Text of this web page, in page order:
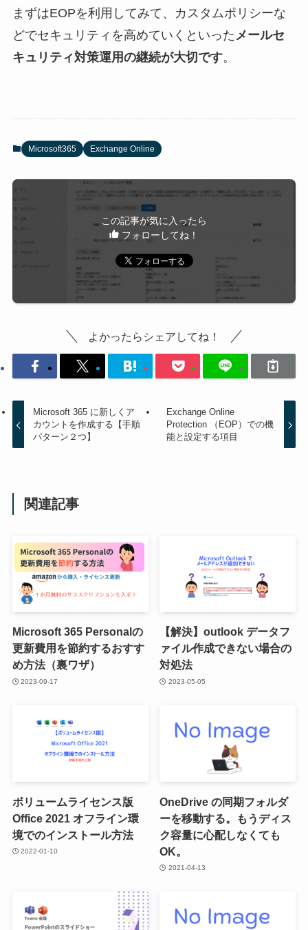
まずはEOPを利用してみて、カスタムポリシーな
どでセキュリティを高めていくといったメールセ
キュリティ対策運用の継続が大切です。
Microsoft365 Exchange Online
この記事が気に入ったら
フォローしてね！
よかったらシェアしてね！
Microsoft 365 に新しくア
カウントを作成する【手順
パターン２つ】
Exchange Online
Protection （EOP）での機
能と設定する項目
関連記事
Microsoft 365 Personalの
更新費用を節約するおすす
め方法（裏ワザ）
2023-09-17
【解決】outlook データフ
ァイル作成できない場合の
対処法
2023-05-05
ボリュームライセンス版
Office 2021 オフライン環
境でのインストール方法
2022-01-10
OneDrive の同期フォルダ
ーを移動する。もうディス
ク容量に心配しなくても
OK。
2021-04-13